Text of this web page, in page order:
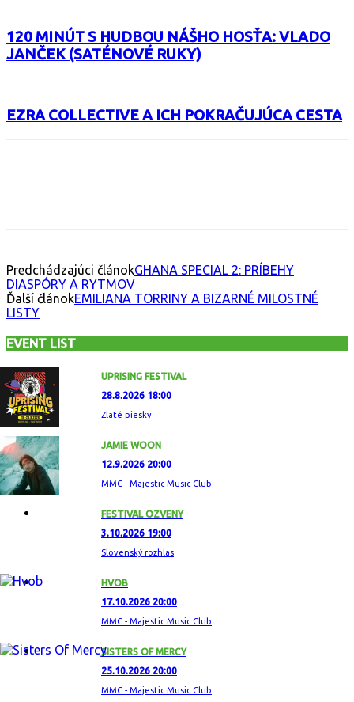
120 MINÚT S HUDBOU NÁŠHO HOSŤA: VLADO
JANČEK (SATÉNOVÉ RUKY)
EZRA COLLECTIVE A ICH POKRAČUJÚCA CESTA
Predchádzajúci článokGHANA SPECIAL 2: PRÍBEHY
DIASPÓRY A RYTMOV
Ďalší článokEMILIANA TORRINY A BIZARNÉ MILOSTNÉ
LISTY
EVENT LIST
UPRISING FESTIVAL
28.8.2026 18:00
Zlaté piesky
JAMIE WOON
12.9.2026 20:00
MMC - Majestic Music Club
FESTIVAL OZVENY
3.10.2026 19:00
Slovenský rozhlas
HVOB
17.10.2026 20:00
MMC - Majestic Music Club
SISTERS OF MERCY
25.10.2026 20:00
MMC - Majestic Music Club